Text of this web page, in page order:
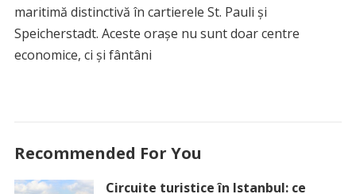
maritimă distinctivă în cartierele St. Pauli și
Speicherstadt. Aceste orașe nu sunt doar centre
economice, ci și fântâni
Recommended For You
Circuite turistice în Istanbul: ce